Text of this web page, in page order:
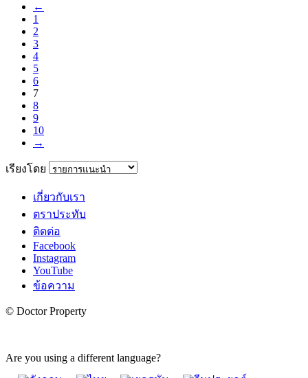
←
1
2
3
4
5
6
7
8
9
10
→
เรียงโดย
เกี่ยวกับเรา
ตราประทับ
ติดต่อ
Facebook
Instagram
YouTube
ข้อความ
© Doctor Property
Are you using a different language?